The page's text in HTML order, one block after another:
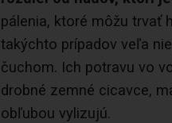
pálenia, ktoré môžu trvať
takýchto prípadov veľa
čuchom. Ich potravu vo
drobné zemné cicavce,
obľubou vylizujú.